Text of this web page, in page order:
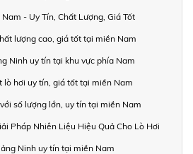
- Uy Tín, Chất Lượng, Giá Tốt
lượng cao, giá tốt tại miền Nam
Ninh uy tín tại khu vực phía Nam
lò hơi uy tín, giá tốt tại miền Nam
số lượng lớn, uy tín tại miền Nam
Pháp Nhiên Liệu Hiệu Quả Cho Lò Hơi
Ninh uy tín tại miền Nam